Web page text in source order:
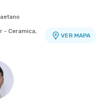
- Ceramica,
VER MAPA
-